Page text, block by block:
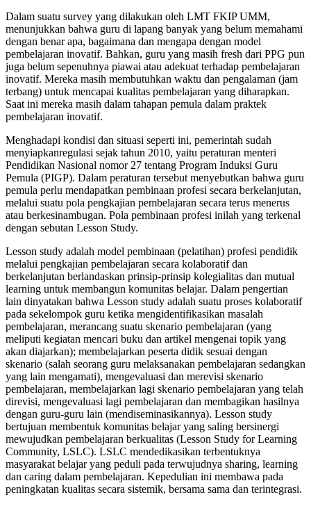
Dalam suatu survey yang dilakukan oleh LMT FKIP UMM,
menunjukkan bahwa guru di lapang banyak yang belum memahami
dengan benar apa, bagaimana dan mengapa dengan model
pembelajaran inovatif. Bahkan, guru yang masih fresh dari PPG pun
juga belum sepenuhnya piawai atau adekuat terhadap pembelajaran
inovatif. Mereka masih membutuhkan waktu dan pengalaman (jam
terbang) untuk mencapai kualitas pembelajaran yang diharapkan.
Saat ini mereka masih dalam tahapan pemula dalam praktek
pembelajaran inovatif.
Menghadapi kondisi dan situasi seperti ini, pemerintah sudah
menyiapkanregulasi sejak tahun 2010, yaitu peraturan menteri
Pendidikan Nasional nomor 27 tentang Program Induksi Guru
Pemula (PIGP). Dalam peraturan tersebut menyebutkan bahwa guru
pemula perlu mendapatkan pembinaan profesi secara berkelanjutan,
melalui suatu pola pengkajian pembelajaran secara terus menerus
atau berkesinambugan. Pola pembinaan profesi inilah yang terkenal
dengan sebutan Lesson Study.
Lesson study adalah model pembinaan (pelatihan) profesi pendidik
melalui pengkajian pembelajaran secara kolaboratif dan
berkelanjutan berlandaskan prinsip-prinsip kolegialitas dan mutual
learning untuk membangun komunitas belajar. Dalam pengertian
lain dinyatakan bahwa Lesson study adalah suatu proses kolaboratif
pada sekelompok guru ketika mengidentifikasikan masalah
pembelajaran, merancang suatu skenario pembelajaran (yang
meliputi kegiatan mencari buku dan artikel mengenai topik yang
akan diajarkan); membelajarkan peserta didik sesuai dengan
skenario (salah seorang guru melaksanakan pembelajaran sedangkan
yang lain mengamati), mengevaluasi dan merevisi skenario
pembelajaran, membelajarkan lagi skenario pembelajaran yang telah
direvisi, mengevaluasi lagi pembelajaran dan membagikan hasilnya
dengan guru-guru lain (mendiseminasikannya). Lesson study
bertujuan membentuk komunitas belajar yang saling bersinergi
mewujudkan pembelajaran berkualitas (Lesson Study for Learning
Community, LSLC). LSLC mendedikasikan terbentuknya
masyarakat belajar yang peduli pada terwujudnya sharing, learning
dan caring dalam pembelajaran. Kepedulian ini membawa pada
peningkatan kualitas secara sistemik, bersama sama dan terintegrasi.